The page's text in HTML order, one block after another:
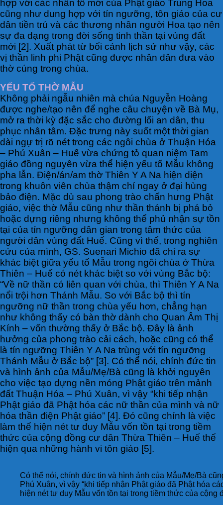
hợp với các nhân tố mới của Phật giáo Trung Hoa
cũng như dung hợp với tín ngưỡng, tôn giáo của cư
dân tiền trú và các thương nhân người Hoa tạo nên
sự đa dạng trong đời sống tinh thần tại vùng đất
mới [2]. Xuất phát từ bối cảnh lịch sử như vậy, các
vị thần linh phi Phật cũng được nhân dân đưa vào
thờ cúng trong chùa.
YẾU TỐ THỜ MẪU
Không phải ngẫu nhiên mà chúa Nguyễn Hoàng
được nghe/tạo nên để nghe câu chuyện về Bà Mụ,
mở ra thời kỳ đặc sắc cho đường lối an dân, thu
phục nhân tâm. Đặc trưng này suốt một thời gian
dài ngự trị rõ nét trong các ngôi chùa ở Thuận Hóa
– Phú Xuân – Huế vừa chứng tỏ quan niệm Tam
giáo đồng nguyên vừa thể hiện yếu tố Mẫu không
pha lẫn. Điện/án/am thờ Thiên Y A Na hiện diện
trong khuôn viên chùa thậm chí ngay ở đại hùng
bảo điện. Mặc dù sau phong trào chấn hưng Phật
giáo, việc thờ Mẫu cũng như thần thánh bị phá bỏ
hoặc dựng riêng nhưng không thể phủ nhận sự tồn
tại của tín ngưỡng dân gian trong tâm thức của
người dân vùng đất Huế. Cũng vì thế, trong nghiên
cứu của mình, GS. Suenari Michio đã chỉ ra sự
khác biệt giữa yếu tố Mẫu trong ngôi chùa ở Thừa
Thiên – Huế có nét khác biệt so với vùng Bắc bộ:
“Về nữ thần có liên quan với chùa, thì Thiên Y A Na
nổi trội hơn Thánh Mẫu. So với Bắc bộ thì tín
ngưỡng nữ thần trong chùa yếu hơn, chẳng hạn
như không thấy có bàn thờ dành cho Quan Âm Thị
Kính – vốn thường thấy ở Bắc bộ. Đây là ảnh
hưởng của phong trào cải cách, hoặc cũng có thể
là tín ngưỡng Thiên Y A Na trùng với tín ngưỡng
Thánh Mẫu ở Bắc bộ” [3]. Có thể nói, chính đức tin
và hình ảnh của Mẫu/Mẹ/Bà cũng là khởi nguyên
cho việc tạo dựng nền móng Phật giáo trên mảnh
đất Thuận Hóa – Phú Xuân, vì vậy “khi tiếp nhận
Phật giáo đã Phật hóa các nữ thần của mình và nữ
hóa thần điện Phật giáo” [4]. Đó cũng chính là việc
làm thể hiện nét tư duy Mẫu vốn tồn tại trong tiềm
thức của cộng đồng cư dân Thừa Thiên – Huế thể
hiện qua những hành vi tôn giáo [5].
Có thể nói, chính đức tin và hình ảnh của Mẫu/Mẹ/Bà
Phú Xuân, vì vậy “khi tiếp nhận Phật giáo đã Phật hóa
hiện nét tư duy Mẫu vốn tồn tại trong tiềm thức của